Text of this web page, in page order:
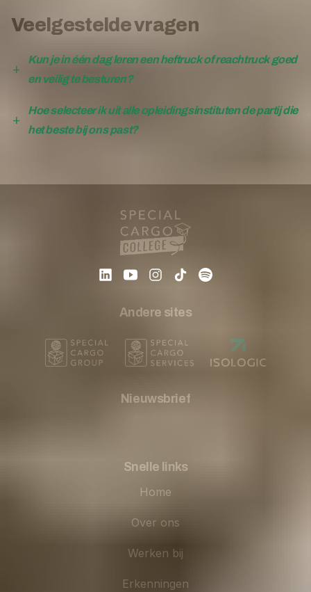
Veelgestelde vragen
Kun je in één dag leren een heftruck of reachtruck goed
en veilig te besturen?
Hoe selecteer ik uit alle opleidingsinstituten de partij die
het beste bij ons past?
Andere sites
Nieuwsbrief
Snelle links
Home
Over ons
Werken bij
Erkenningen